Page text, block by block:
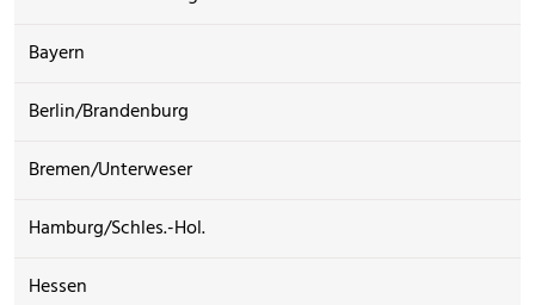
Bayern
Berlin/Brandenburg
Bremen/Unterweser
Hamburg/Schles.-Hol.
Hessen